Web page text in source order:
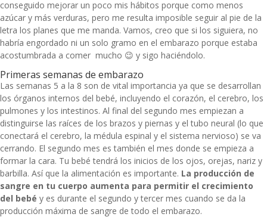
conseguido mejorar un poco mis hábitos porque como menos
azúcar y más verduras, pero me resulta imposible seguir al pie de la
letra los planes que me manda. Vamos, creo que si los siguiera, no
habría engordado ni un solo gramo en el embarazo porque estaba
acostumbrada a comer mucho 😉 y sigo haciéndolo.
Primeras semanas de embarazo
Las semanas 5 a la 8 son de vital importancia ya que se desarrollan
los órganos internos del bebé, incluyendo el corazón, el cerebro, los
pulmones y los intestinos. Al final del segundo mes empiezan a
distinguirse las raíces de los brazos y piernas y el tubo neural (lo que
conectará el cerebro, la médula espinal y el sistema nervioso) se va
cerrando. El segundo mes es también el mes donde se empieza a
formar la cara. Tu bebé tendrá los inicios de los ojos, orejas, nariz y
barbilla. Así que la alimentación es importante. La producción de
sangre en tu cuerpo aumenta para permitir el crecimiento
del bebé y es durante el segundo y tercer mes cuando se da la
producción máxima de sangre de todo el embarazo.